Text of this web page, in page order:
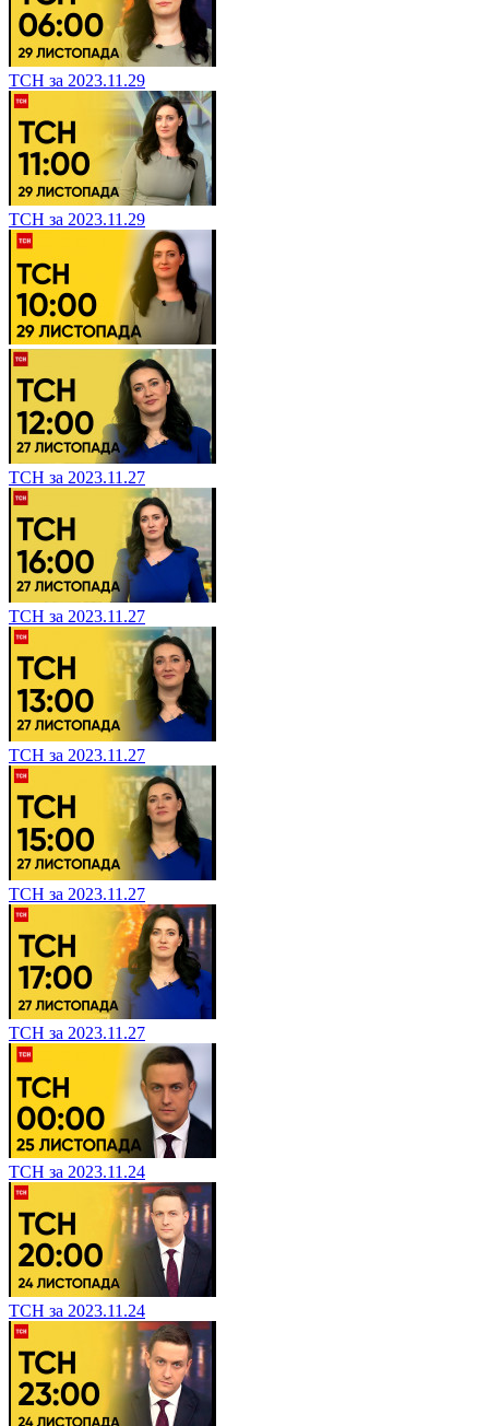
ТСН за 2023.11.29
ТСН за 2023.11.29
ТСН за 2023.11.27
ТСН за 2023.11.27
ТСН за 2023.11.27
ТСН за 2023.11.27
ТСН за 2023.11.27
ТСН за 2023.11.24
ТСН за 2023.11.24